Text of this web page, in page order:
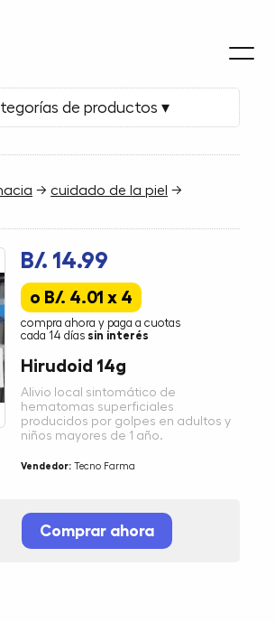
de productos ▾
→cuidado de la piel →
B/. 14.99
o B/. 4.01 x 4
compra ahora y paga a cuotas
cada 14 días sin interés
Hirudoid 14g
Alivio local sintomático de
hematomas superficiales
producidos por golpes en adultos y
niños mayores de 1 año.
Vendedor: Tecno Farma
Comprar ahora